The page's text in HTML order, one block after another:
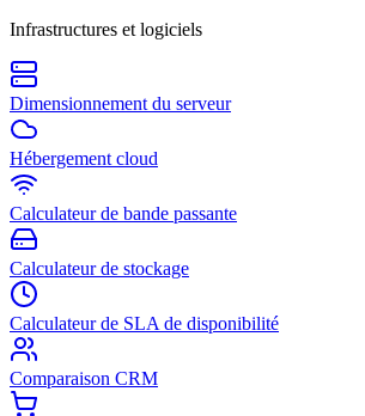
Infrastructures et logiciels
Dimensionnement du serveur
Hébergement cloud
Calculateur de bande passante
Calculateur de stockage
Calculateur de SLA de disponibilité
Comparaison CRM